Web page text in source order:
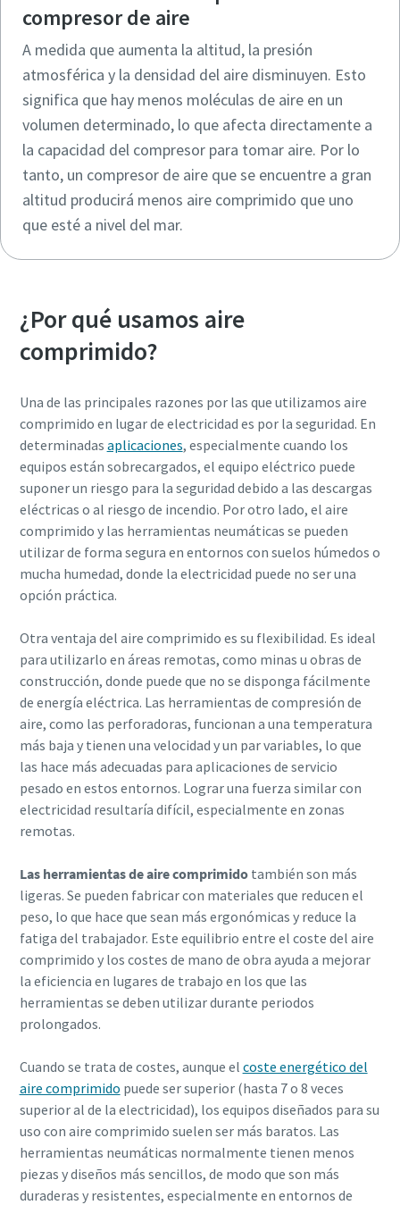
compresor de aire
A medida que aumenta la altitud, la presión
atmosférica y la densidad del aire disminuyen. Esto
significa que hay menos moléculas de aire en un
volumen determinado, lo que afecta directamente a
la capacidad del compresor para tomar aire. Por lo
tanto, un compresor de aire que se encuentre a gran
altitud producirá menos aire comprimido que uno
que esté a nivel del mar.
¿Por qué usamos aire
comprimido?
Una de las principales razones por las que utilizamos aire
comprimido en lugar de electricidad es por la seguridad. En
determinadas aplicaciones, especialmente cuando los
equipos están sobrecargados, el equipo eléctrico puede
suponer un riesgo para la seguridad debido a las descargas
eléctricas o al riesgo de incendio. Por otro lado, el aire
comprimido y las herramientas neumáticas se pueden
utilizar de forma segura en entornos con suelos húmedos o
mucha humedad, donde la electricidad puede no ser una
opción práctica.
Otra ventaja del aire comprimido es su flexibilidad. Es ideal
para utilizarlo en áreas remotas, como minas u obras de
construcción, donde puede que no se disponga fácilmente
de energía eléctrica. Las herramientas de compresión de
aire, como las perforadoras, funcionan a una temperatura
más baja y tienen una velocidad y un par variables, lo que
las hace más adecuadas para aplicaciones de servicio
pesado en estos entornos. Lograr una fuerza similar con
electricidad resultaría difícil, especialmente en zonas
remotas.
Las herramientas de aire comprimidotambién son más
ligeras. Se pueden fabricar con materiales que reducen el
peso, lo que hace que sean más ergonómicas y reduce la
fatiga del trabajador. Este equilibrio entre el coste del aire
comprimido y los costes de mano de obra ayuda a mejorar
la eficiencia en lugares de trabajo en los que las
herramientas se deben utilizar durante periodos
prolongados.
Cuando se trata de costes, aunque el coste energético del
aire comprimido puede ser superior (hasta 7 o 8 veces
superior al de la electricidad), los equipos diseñados para su
uso con aire comprimido suelen ser más baratos. Las
herramientas neumáticas normalmente tienen menos
piezas y diseños más sencillos, de modo que son más
duraderas y resistentes, especialmente en entornos de